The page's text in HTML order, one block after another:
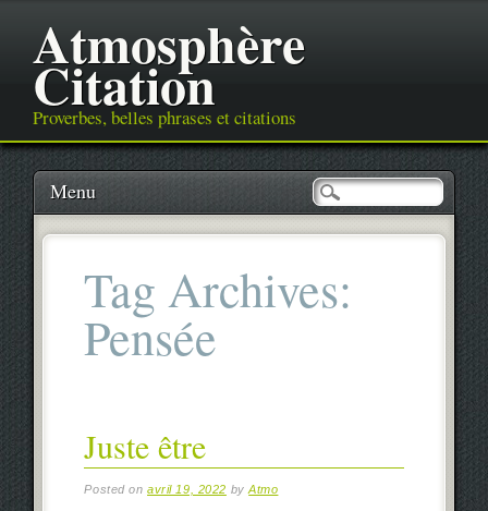
Atmosphère
Citation
Proverbes, belles phrases et citations
Main menu
Skip
content
Menu
Tag Archives:
Pensée
Juste être
Posted onavril 19, 2022 byAtmo